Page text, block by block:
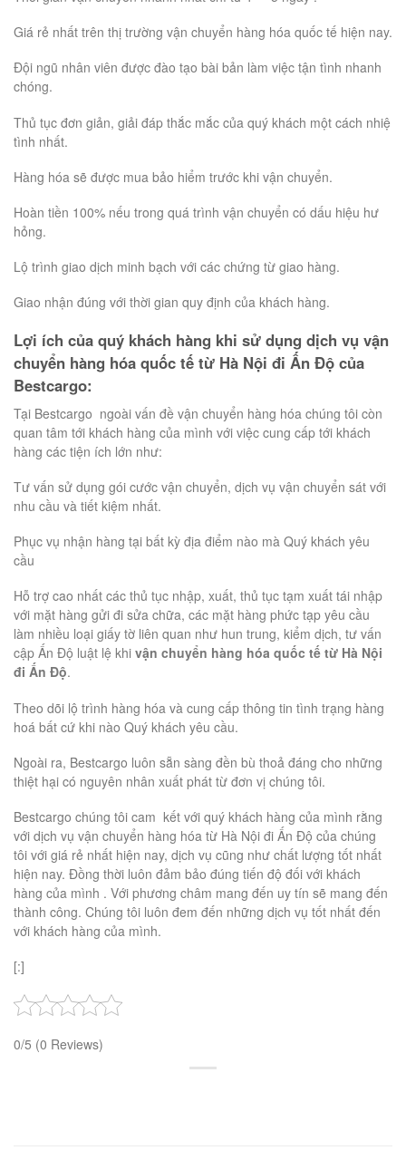
Giá rẻ nhất trên thị trường vận chuyển hàng hóa quốc tế hiện nay.
Đội ngũ nhân viên được đào tạo bài bản làm việc tận tình nhanh
chóng.
Thủ tục đơn giản, giải đáp thắc mắc của quý khách một cách nhiệ
tình nhất.
Hàng hóa sẽ được mua bảo hiểm trước khi vận chuyển.
Hoàn tiền 100% nếu trong quá trình vận chuyển có dấu hiệu hư
hỏng.
Lộ trình giao dịch minh bạch với các chứng từ giao hàng.
Giao nhận đúng với thời gian quy định của khách hàng.
Lợi ích của quý khách hàng khi sử dụng dịch vụ vận
chuyển hàng hóa quốc tế từ Hà Nội đi Ấn Độ của
Bestcargo:
Tại Bestcargo ngoài vấn đề vận chuyển hàng hóa chúng tôi còn
quan tâm tới khách hàng của mình với việc cung cấp tới khách
hàng các tiện ích lớn như:
Tư vấn sử dụng gói cước vận chuyển, dịch vụ vận chuyển sát với
nhu cầu và tiết kiệm nhất.
Phục vụ nhận hàng tại bất kỳ địa điểm nào mà Quý khách yêu
cầu
Hỗ trợ cao nhất các thủ tục nhập, xuất, thủ tục tạm xuất tái nhập
với mặt hàng gửi đi sửa chữa, các mặt hàng phức tạp yêu cầu
làm nhiều loại giấy tờ liên quan như hun trung, kiểm dịch, tư vấn
cập Ấn Độ luật lệ khi vận chuyển hàng hóa quốc tế từ Hà Nội
đi Ấn Độ.
Theo dõi lộ trình hàng hóa và cung cấp thông tin tình trạng hàng
hoá bất cứ khi nào Quý khách yêu cầu.
Ngoài ra, Bestcargo luôn sẵn sàng đền bù thoả đáng cho những
thiệt hại có nguyên nhân xuất phát từ đơn vị chúng tôi.
Bestcargo chúng tôi cam kết với quý khách hàng của mình rằng
với dịch vụ vận chuyển hàng hóa từ Hà Nội đi Ấn Độ của chúng
tôi với giá rẻ nhất hiện nay, dịch vụ cũng như chất lượng tốt nhất
hiện nay. Đồng thời luôn đảm bảo đúng tiến độ đối với khách
hàng của mình . Với phương châm mang đến uy tín sẽ mang đến
thành công. Chúng tôi luôn đem đến những dịch vụ tốt nhất đến
với khách hàng của mình.
[:]
0/5 (0 Reviews)